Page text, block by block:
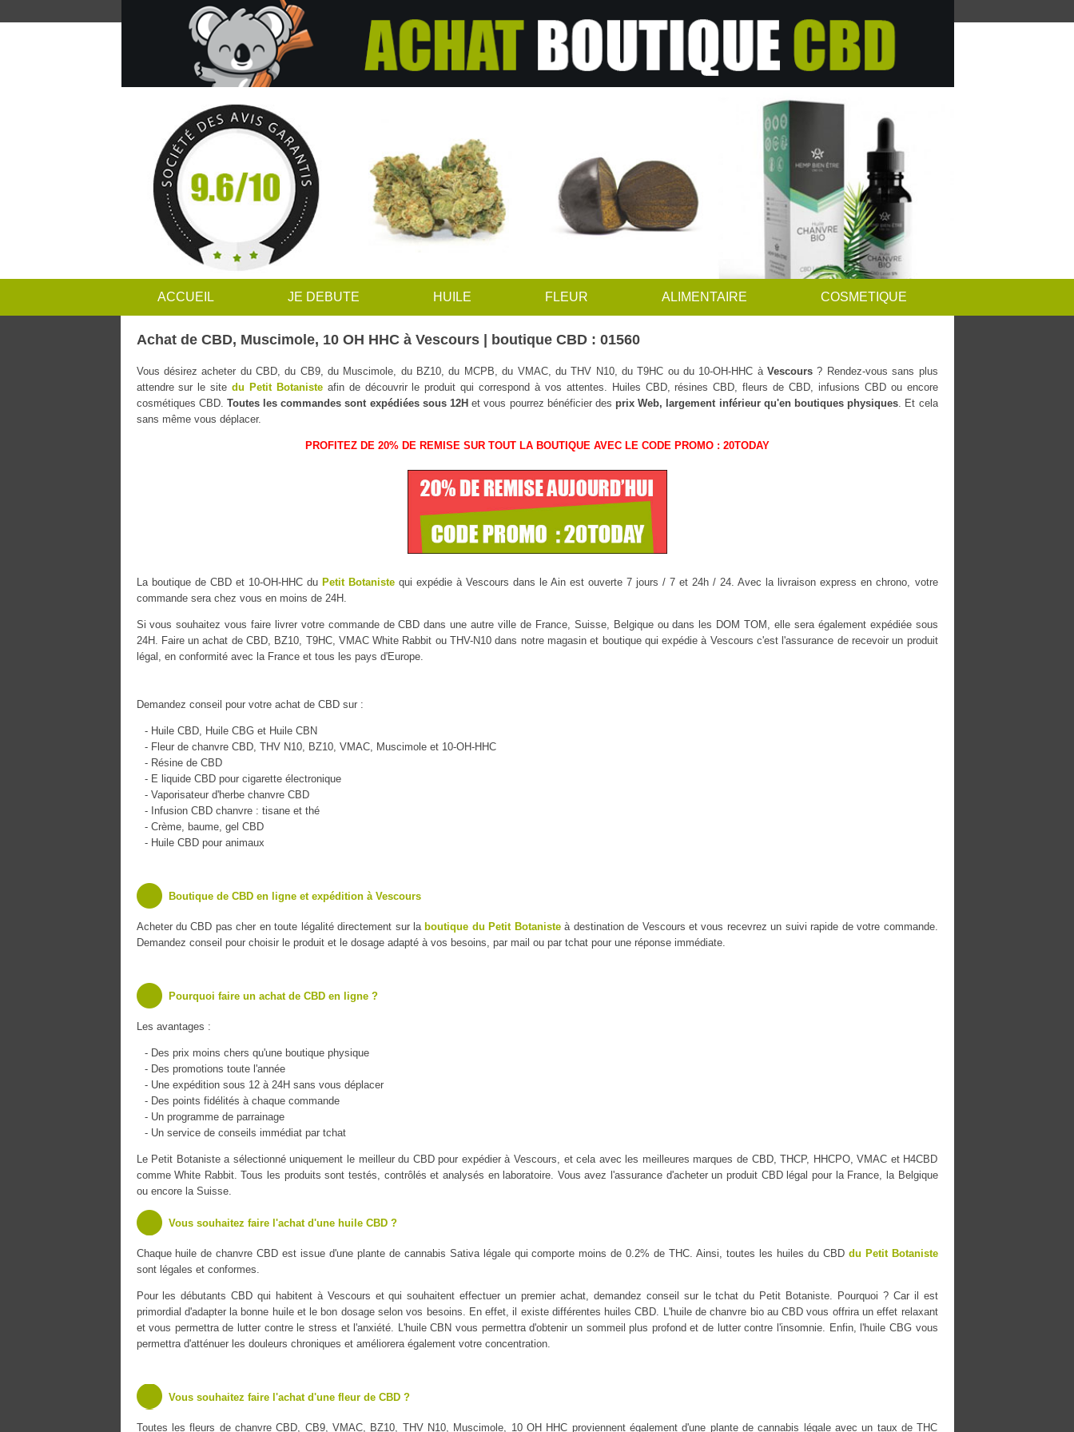
ACCUEIL JE DEBUTE HUILE FLEUR ALIMENTAIRE COSMETIQUE
Achat de CBD, Muscimole, 10 OH HHC à Vescours | boutique CBD : 01560
Vous désirez acheter du CBD, du CB9, du Muscimole, du BZ10, du MCPB, du VMAC, du THV N10, du T9HC ou du 10-OH-HHC àVescours ? Rendez-vous sans plus
attendre sur le sitedu Petit Botanisteafin de découvrir le produit qui correspond à vos attentes. Huiles CBD, résines CBD, fleurs de CBD, infusions CBD ou encore
cosmétiques CBD. Toutes les commandes sont expédiées sous 12Het vous pourrez bénéficier des prix Web, largement inférieur qu'en boutiques physiques . Et cela
sans même vous déplacer.
PROFITEZ DE 20% DE REMISE SUR TOUT LA BOUTIQUE AVEC LE CODE PROMO : 20TODAY
La boutique de CBD et 10-OH-HHC du Petit Botanistequi expédie à Vescours dans le Ain est ouverte 7 jours / 7 et 24h / 24. Avec la livraison express en chrono, votre
commande sera chez vous en moins de 24H.
Si vous souhaitez vous faire livrer votre commande de CBD dans une autre ville de France, Suisse, Belgique ou dans les DOM TOM, elle sera également expédiée sous
24H. Faire un achat de CBD, BZ10, T9HC, VMAC White Rabbit ou THV-N10 dans notre magasin et boutique qui expédie à Vescours c'est l'assurance de recevoir un produit
légal, en conformité avec la France et tous les pays d'Europe.
Demandez conseil pour votre achat de CBD sur :
- Huile CBD, Huile CBG et Huile CBN
- Fleur de chanvre CBD, THV N10, BZ10, VMAC, Muscimole et 10-OH-HHC
- Résine de CBD
- E liquide CBD pour cigarette électronique
- Vaporisateur d'herbe chanvre CBD
- Infusion CBD chanvre : tisane et thé
- Crème, baume, gel CBD
- Huile CBD pour animaux
Boutique de CBD en ligne et expédition à Vescours
Acheter du CBD pas cher en toute légalité directement sur la boutique du Petit Botanisteà destination de Vescours et vous recevrez un suivi rapide de votre commande.
Demandez conseil pour choisir le produit et le dosage adapté à vos besoins, par mail ou par tchat pour une réponse immédiate.
Pourquoi faire un achat de CBD en ligne ?
Les avantages :
- Des prix moins chers qu'une boutique physique
- Des promotions toute l'année
- Une expédition sous 12 à 24H sans vous déplacer
- Des points fidélités à chaque commande
- Un programme de parrainage
- Un service de conseils immédiat par tchat
Le Petit Botaniste a sélectionné uniquement le meilleur du CBD pour expédier à Vescours, et cela avec les meilleures marques de CBD, THCP, HHCPO, VMAC et H4CBD
comme White Rabbit. Tous les produits sont testés, contrôlés et analysés en laboratoire. Vous avez l'assurance d'acheter un produit CBD légal pour la France, la Belgique
ou encore la Suisse.
Vous souhaitez faire l'achat d'une huile CBD ?
Chaque huile de chanvre CBD est issue d'une plante de cannabis Sativa légale qui comporte moins de 0.2% de THC. Ainsi, toutes les huiles du CBD du Petit Botaniste
sont légales et conformes.
Pour les débutants CBD qui habitent à Vescours et qui souhaitent effectuer un premier achat, demandez conseil sur le tchat du Petit Botaniste. Pourquoi ? Car il est
primordial d'adapter la bonne huile et le bon dosage selon vos besoins. En effet, il existe différentes huiles CBD. L'huile de chanvre bio au CBD vous offrira un effet relaxant
et vous permettra de lutter contre le stress et l'anxiété. L'huile CBN vous permettra d'obtenir un sommeil plus profond et de lutter contre l'insomnie. Enfin, l'huile CBG vous
permettra d'atténuer les douleurs chroniques et améliorera également votre concentration.
Vous souhaitez faire l'achat d'une fleur de CBD ?
Toutes les fleurs de chanvre CBD, CB9, VMAC, BZ10, THV N10, Muscimole, 10 OH HHC proviennent également d'une plante de cannabis légale avec un taux de THC